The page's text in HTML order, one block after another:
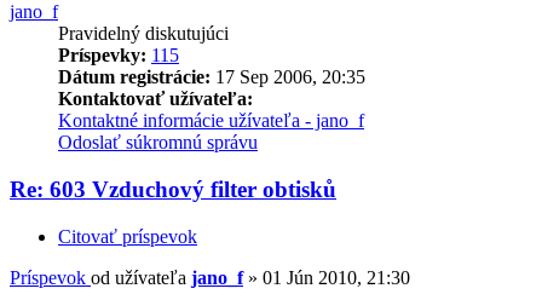
jano_f
Pravidelný diskutujúci
Príspevky: 115
Dátum registrácie: 17 Sep 2006, 20:35
Kontaktovať užívateľa:
Kontaktné informácie užívateľa - jano_f
Odoslať súkromnú správu
Re: 603 Vzduchový filter obtisků
Citovať príspevok
Príspevok od užívateľa jano_f» 01 Jún 2010, 21:30